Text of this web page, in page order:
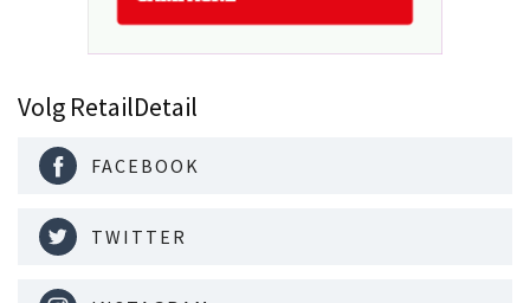
Volg RetailDetail
FACEBOOK
TWITTER